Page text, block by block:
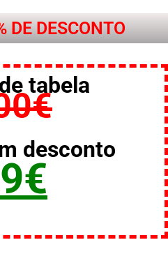
DE DESCONTO
tabela
desconto